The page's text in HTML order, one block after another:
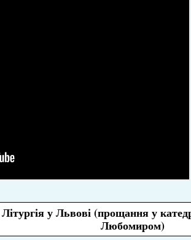
у Львові (прощання у
Любомиром)